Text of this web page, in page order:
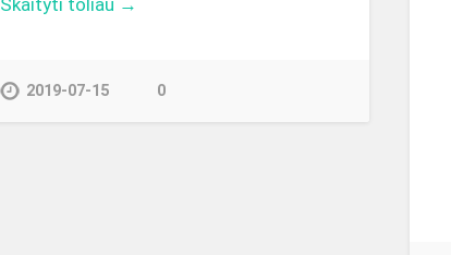
Skaityti toliau →
2019-07-15 0